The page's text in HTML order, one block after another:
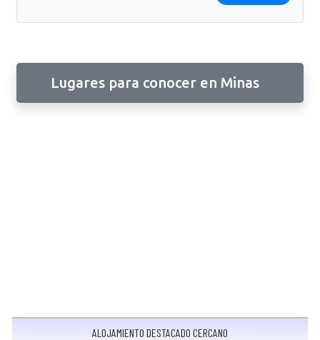
Lugares para conocer en Minas
ALOJAMIENTO DESTACADO CERCANO